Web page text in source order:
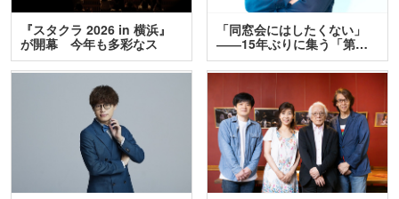
『スタクラ 2026 in 横浜』
が開幕 今年も多彩なス
テ…
「同窓会にはしたくない」
――15年ぶりに集う「第…